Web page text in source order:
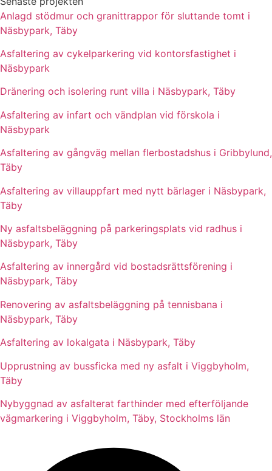
Anlagd stödmur och granittrappor för sluttande tomt i
Näsbypark, Täby
Asfaltering av cykelparkering vid kontorsfastighet i
Näsbypark
Dränering och isolering runt villa i Näsbypark, Täby
Asfaltering av infart och vändplan vid förskola i
Näsbypark
Asfaltering av gångväg mellan flerbostadshus i Gribbylund,
Täby
Asfaltering av villauppfart med nytt bärlager i Näsbypark,
Täby
Ny asfaltsbeläggning på parkeringsplats vid radhus i
Näsbypark, Täby
Asfaltering av innergård vid bostadsrättsförening i
Näsbypark, Täby
Renovering av asfaltsbeläggning på tennisbana i
Näsbypark, Täby
Asfaltering av lokalgata i Näsbypark, Täby
Upprustning av bussficka med ny asfalt i Viggbyholm,
Täby
Nybyggnad av asfalterat farthinder med efterföljande
vägmarkering i Viggbyholm, Täby, Stockholms län